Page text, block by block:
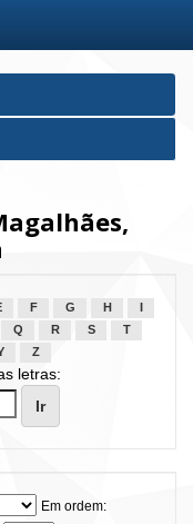
F G H
Q R S
T
Z
letras:
Em ordem: